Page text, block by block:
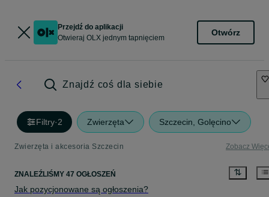
Przejdź do aplikacji
Otwieraj OLX jednym tapnięciem
Otwórz
Znajdź coś dla siebie
Filtry·2 Zwierzęta Szczecin, Golęcino
Zwierzęta i akcesoria Szczecin Zobacz
ZNALEŹLIŚMY 47 OGŁOSZEŃ
Jak pozycjonowane są ogłoszenia?